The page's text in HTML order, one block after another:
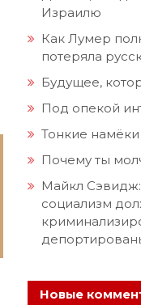
Израилю
Как Лумер
потеряла
Будущее,
Под опекой
Тонкие намёки
Почему ты
Майкл
социализм
Новые